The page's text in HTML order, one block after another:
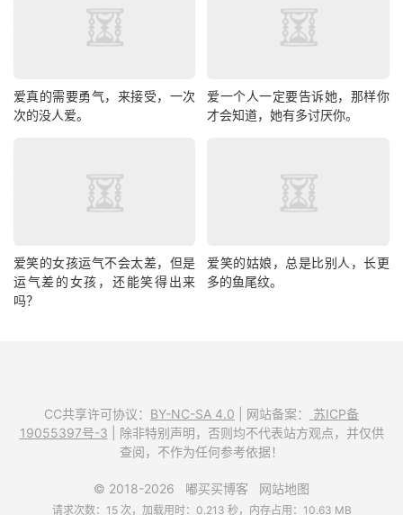
爱真的需要勇气，来接受，一次
次的没人爱。
爱一个人一定要告诉她，那样你
才会知道，她有多讨厌你。
爱笑的女孩运气不会太差，但是
运气差的女孩，还能笑得出来
吗？
爱笑的姑娘，总是比别人，长更
多的鱼尾纹。
CC共享许可协议： BY-NC-SA 4.0 | 网站备案：
苏ICP备
19055397号-3 | 除非特别声明，否则均不代表站方观点，并仅供
查阅，不作为任何参考依据！
© 2018-2026 嘟买买博客 网站地图
请求次数：15 次，加载用时：0.213 秒，内存占用：10.63 MB